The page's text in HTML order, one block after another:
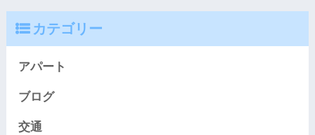
カテゴリー
アパート
ブログ
交通